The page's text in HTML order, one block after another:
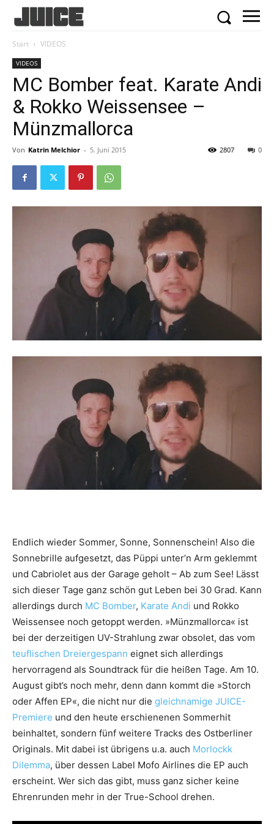
Start VIDEOS
VIDEOS
MC Bomber feat. Karate Andi
& Rokko Weissensee –
Münzmallorca
Von Katrin Melchior - 5. Juni 2015 0
2807
Endlich wieder Sommer, Sonne, Sonnenschein! Also die
Sonnebrille aufgesetzt, das Püppi unter’n Arm geklemmt
und Cabriolet aus der Garage geholt – Ab zum See! Lässt
sich dieser Tage ganz schön gut Leben bei 30 Grad. Kann
allerdings durch MC Bomber, Karate Andi und Rokko
Weissensee noch getoppt werden. »Münzmallorca« ist
bei der derzeitigen UV-Strahlung zwar obsolet, das vom
teuflischen Dreiergespann eignet sich allerdings
hervorragend als Soundtrack für die heißen Tage. Am 10.
August gibt’s noch mehr, denn dann kommt die »Storch
oder Affen EP«, die nicht nur die gleichnamige JUICE-
Premiere und den heute erschienenen Sommerhit
beinhaltet, sondern fünf weitere Tracks des Ostberliner
Originals. Mit dabei ist übrigens u.a. auch Morlockk
Dilemma, über dessen Label Mofo Airlines die EP auch
erscheint. Wer sich das gibt, muss ganz sicher keine
Ehrenrunden mehr in der True-School drehen.